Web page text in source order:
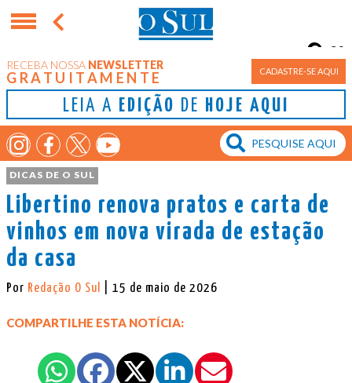
RECEBA NOSSA NEWSLETTER
GRATUITAMENTE CADASTRE-SE AQUI
LEIA A EDIÇÃO DE HOJE AQUI
Porto Alegre
9°
DICAS DE O SUL
Libertino renova pratos e carta de
vinhos em nova virada de estação
da casa
Por Redação O Sul | 15 de maio de 2026
COMPARTILHE ESTA NOTÍCIA: